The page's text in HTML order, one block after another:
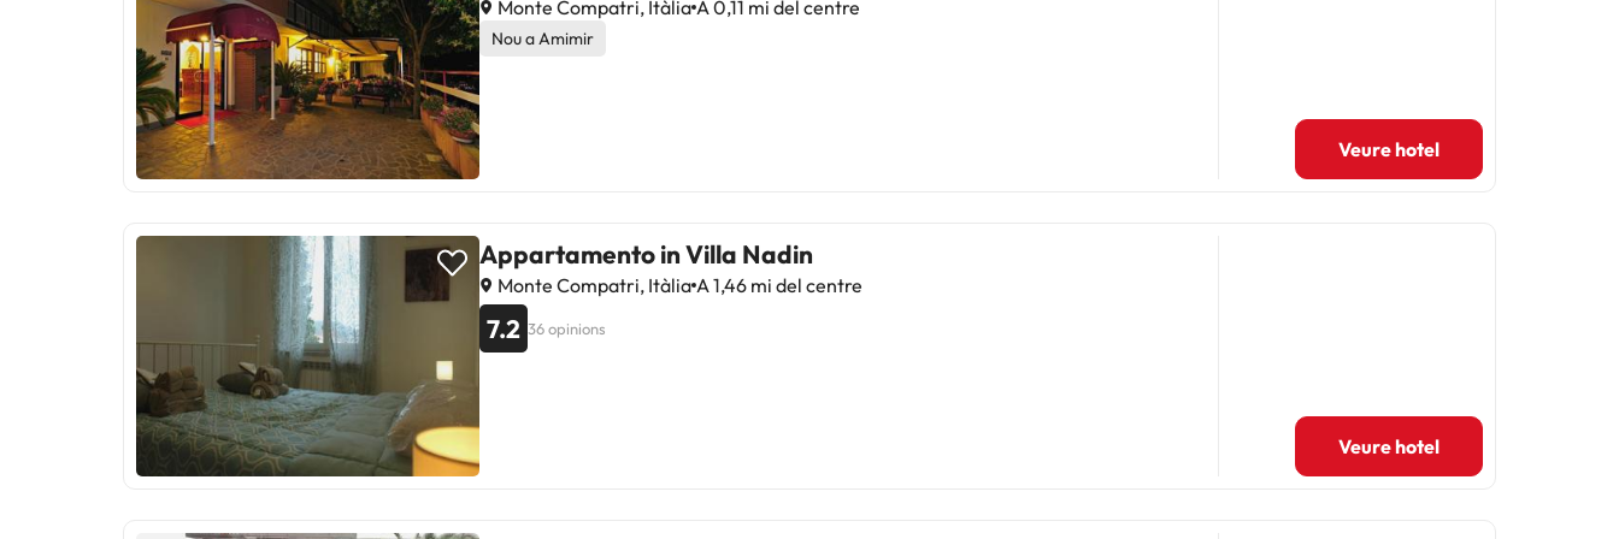
Monte Compatri, Itàlia A 0,11 mi del centre
Nou a Amimir
Veure hotel
Appartamento in Villa Nadin
Monte Compatri, Itàlia A 1,46 mi del centre
7.2 36 opinions
Veure hotel